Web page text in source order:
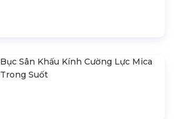
Bục Sân Khấu Kính Cường Lực Mica
Trong Suốt